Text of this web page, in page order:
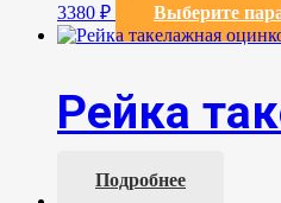
3380 ₽ Выберите
Рейка
Подробнее